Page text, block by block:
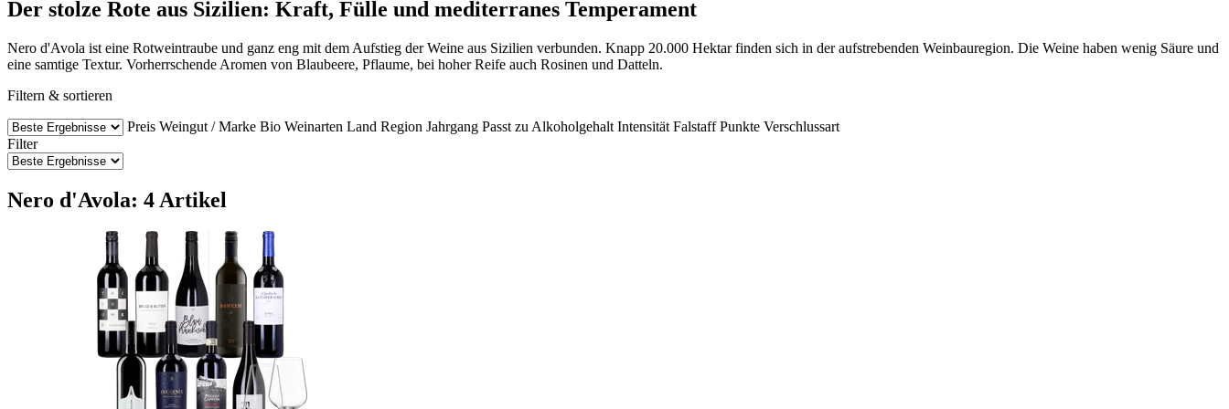
Der stolze Rote aus Sizilien: Kraft, Fülle und mediterranes Temperament
Nero d'Avola ist eine Rotweintraube und ganz eng mit dem Aufstieg der Weine aus Sizilien verbunden. Knapp 20.000 Hektar finden sich in der aufstrebenden Weinbauregion. Die Weine haben wenig Säure und
eine samtige Textur. Vorherrschende Aromen von Blaubeere, Pflaume, bei hoher Reife auch Rosinen und Datteln.
Filtern & sortieren
Preis Weingut / Marke Bio Weinarten Land Region Jahrgang Passt zu Alkoholgehalt Intensität Falstaff Punkte Verschlussart
Filter
Nero d'Avola: 4 Artikel